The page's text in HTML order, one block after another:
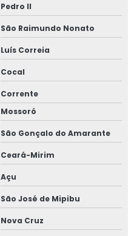
Pedro II
São Raimundo Nonato
Luís Correia
Cocal
Corrente
Mossoró
São Gonçalo do Amarante
Ceará-Mirim
Açu
São José de Mipibu
Nova Cruz